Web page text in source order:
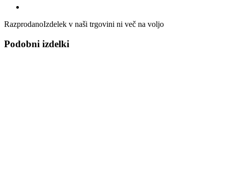
RazprodanoIzdelek v naši trgovini ni več na voljo
Podobni izdelki